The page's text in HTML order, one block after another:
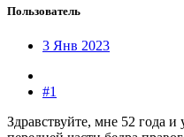
Пользователь
3 Янв 2023
#1
Здравствуйте, мне 52 года